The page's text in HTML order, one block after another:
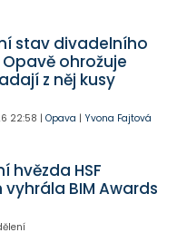
stav divadelního
ohrožuje
z něj kusy
22:58 | Opava | Yvona Fajtová
hvězda HSF
vyhrála BIM Awards